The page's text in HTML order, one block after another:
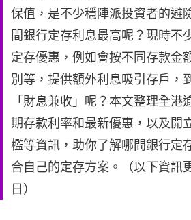
保值，是不少穩陣派投資者的避
間銀行定存利息最高呢？現時不
定存優惠，例如會按不同存款金
別等，提供額外利息吸引存戶，
「財息兼收」呢？本文整理全港
期存款利率和最新優惠，以及開
檻等資訊，助你了解哪間銀行定
合自己的定存方案。（以下資訊
日）